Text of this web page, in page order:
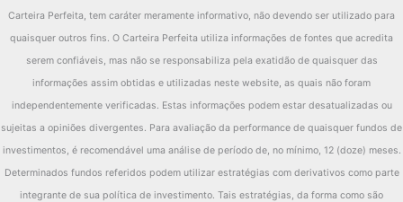
Carteira Perfeita, tem caráter meramente informativo, não devendo ser utilizado para
quaisquer outros fins. O Carteira Perfeita utiliza informações de fontes que acredita
serem confiáveis, mas não se responsabiliza pela exatidão de quaisquer das
informações assim obtidas e utilizadas neste website, as quais não foram
independentemente verificadas. Estas informações podem estar desatualizadas ou
sujeitas a opiniões divergentes. Para avaliação da performance de quaisquer fundos de
investimentos, é recomendável uma análise de período de, no mínimo, 12 (doze) meses.
Determinados fundos referidos podem utilizar estratégias com derivativos como parte
integrante de sua política de investimento. Tais estratégias, da forma como são